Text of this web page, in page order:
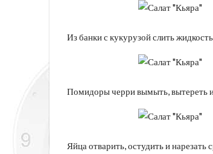
Из банки с кукурузой слить
Помидоры черри вымыть, вытереть и
Яйца отварить, остудить и нарезать